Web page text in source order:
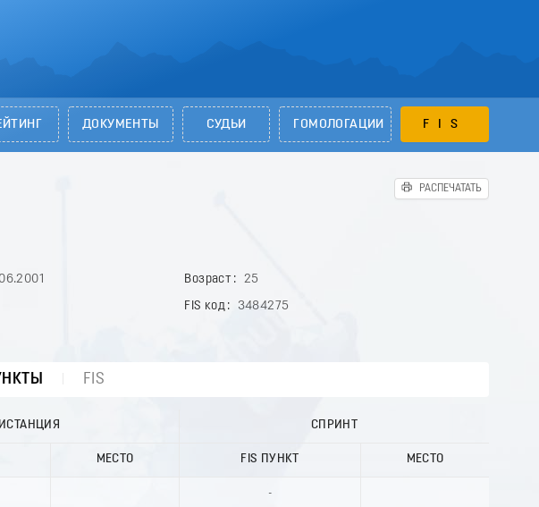
ДОКУМЕНТЫ СУДЬИ ГОМОЛОГАЦИИ FIS
РАСПЕЧАТАТЬ
Возраст
25
FIS код
3484275
FIS
СПРИНТ
МЕСТО FIS ПУНКТ МЕСТО
-